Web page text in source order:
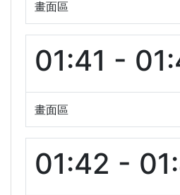
畫面區
01:41 -
畫面區
01:42 -